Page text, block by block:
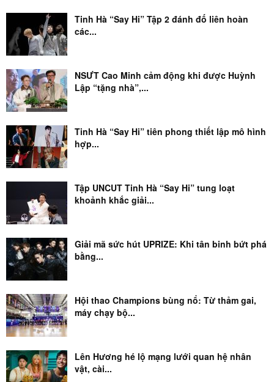
Tinh Hà “Say Hi” Tập 2 đánh đố liên hoàn
các...
NSƯT Cao Minh cảm động khi được Huỳnh
Lập “tặng nhà”,...
Tinh Hà “Say Hi” tiên phong thiết lập mô hình
hợp...
Tập UNCUT Tinh Hà “Say Hi” tung loạt
khoảnh khắc giải...
Giải mã sức hút UPRIZE: Khi tân binh bứt phá
bằng...
Hội thao Champions bùng nổ: Từ thảm gai,
máy chạy bộ...
Lên Hương hé lộ mạng lưới quan hệ nhân
vật, cài...